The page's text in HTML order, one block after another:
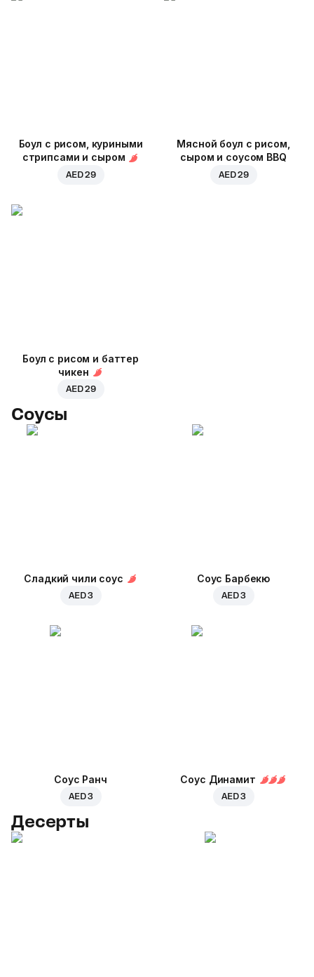
Боул с рисом, куриными
стрипсами и сыром
AED 29
Мясной боул с рисом,
сыром и соусом BBQ
AED 29
Боул с рисом и баттер
чикен
AED 29
Соусы
Сладкий чили соус
AED 3
Соус Барбекю
AED 3
Соус Ранч
AED 3
Соус Динамит
AED 3
Десерты